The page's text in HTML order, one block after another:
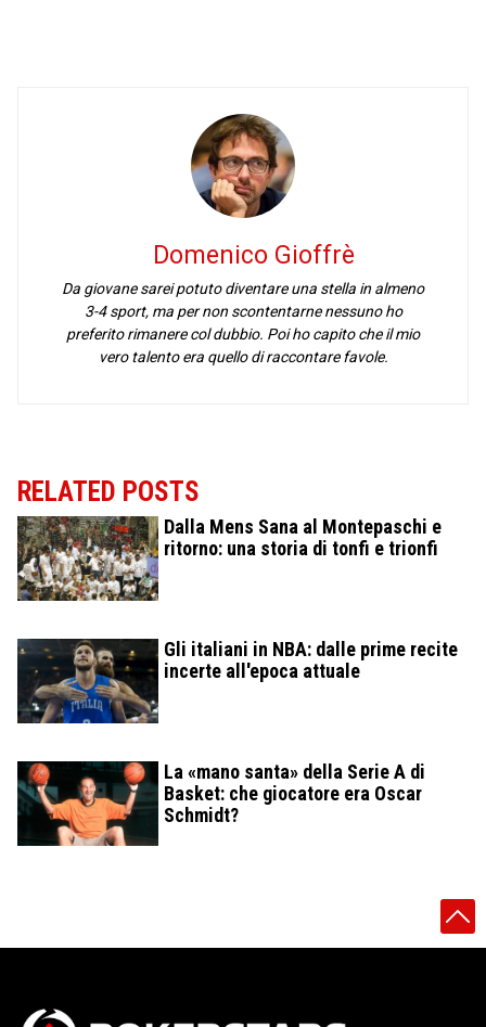
Domenico Gioffrè
Da giovane sarei potuto diventare una stella in almeno
3-4 sport, ma per non scontentarne nessuno ho
preferito rimanere col dubbio. Poi ho capito che il mio
vero talento era quello di raccontare favole.
RELATED POSTS
Dalla Mens Sana al Montepaschi e
ritorno: una storia di tonfi e trionfi
Gli italiani in NBA: dalle prime recite
incerte all'epoca attuale
La «mano santa» della Serie A di
Basket: che giocatore era Oscar
Schmidt?